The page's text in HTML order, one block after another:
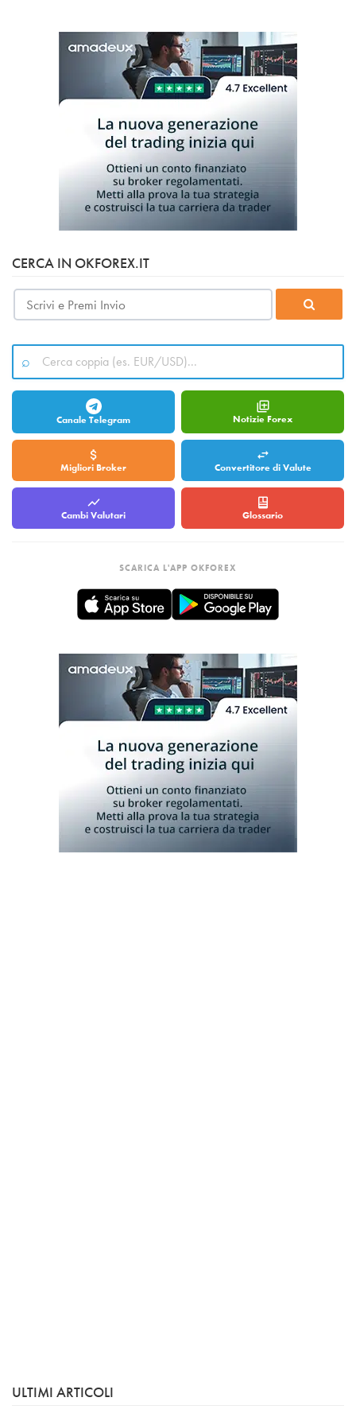
CERCA IN OKFOREX.IT
Canale Telegram Notizie Forex
Migliori Broker Convertitore di Valute
Cambi Valutari Glossario
SCARICA L'APP OKFOREX
ULTIMI ARTICOLI